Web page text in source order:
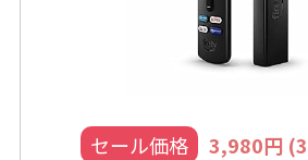
セール価格 3,980円